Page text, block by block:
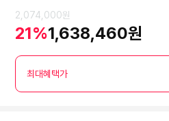
2,074,000원
21%1,638,460원
최대혜택가